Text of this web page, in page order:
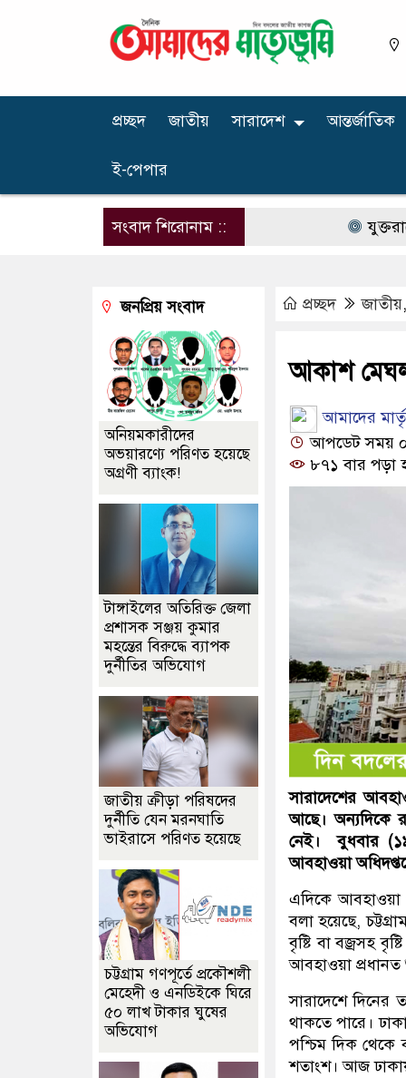
প্রচ্ছদ জাতীয় সারাদেশ আন্তর্জাতিক
ই-পেপার
সংবাদ শিরোনাম :: যুক্তরাষ্ট্রের
প্রচ্ছদ জাতীয়
আকাশ
আমাদের
আপডেট সময়
৮৭১ বার পড়া
সারাদেশের
আছে। অন্যদিকে
নেই।বুধবার
আবহাওয়া
এদিকে আবহাওয়া
বলা হয়েছে,
বৃষ্টি বা বজ্রসহ
আবহাওয়া প্রধানত
সারাদেশে দিনের
থাকতে পারে।
পশ্চিম দিক থেকে
শতাংশ। আজ ঢাকায়
জনপ্রিয় সংবাদ
অনিয়মকারীদের
অভয়ারণ্যে পরিণত হয়েছে
অগ্রণী ব্যাংক!
টাঙ্গাইলের অতিরিক্ত জেলা
প্রশাসক সঞ্জয় কুমার
মহন্তের বিরুদ্ধে ব্যাপক
দুর্নীতির অভিযোগ
জাতীয় ক্রীড়া পরিষদের
দুর্নীতি যেন মরনঘাতি
ভাইরাসে পরিণত হয়েছে
চট্টগ্রাম গণপূর্তে প্রকৌশলী
মেহেদী ও এনডিইকে ঘিরে
৫০ লাখ টাকার ঘুষের
অভিযোগ